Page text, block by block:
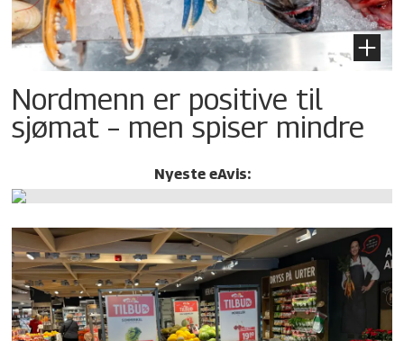
Nordmenn er positive til
sjømat – men spiser mindre
Nyeste eAvis: